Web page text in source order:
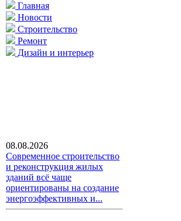
Главная
Новости
Строительство
Ремонт
Дизайн и интерьер
08.08.2026
Современное строительство
и реконструкция жилых
зданий всё чаще
ориентированы на создание
энергоэффективных и...